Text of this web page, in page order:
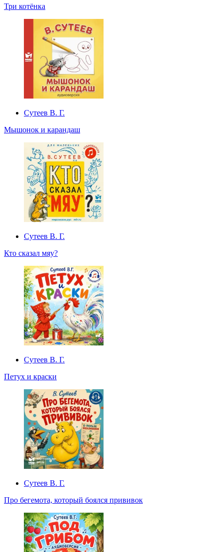
Три котёнка
Сутеев В. Г.
Мышонок и карандаш
Сутеев В. Г.
Кто сказал мяу?
Сутеев В. Г.
Петух и краски
Сутеев В. Г.
Про бегемота, который боялся прививок